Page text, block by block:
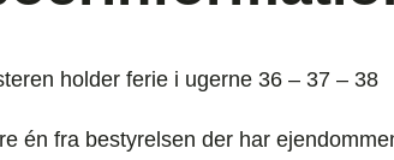
holder ferie i ugerne 36 – 37 – 38
én fra bestyrelsen der har